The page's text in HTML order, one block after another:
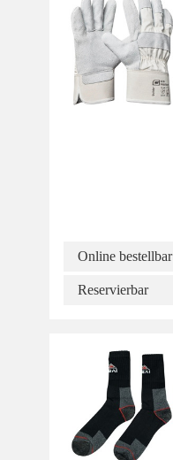
Online bestellbar
Reservierbar